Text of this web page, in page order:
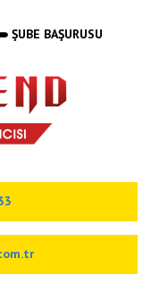
ŞUBE BAŞURUSU